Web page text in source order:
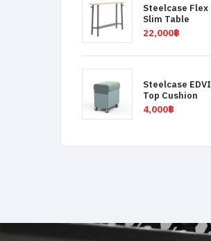
Steelcase Flex
Slim Table
22,000฿
Steelcase EDVI
Top Cushion
4,000฿